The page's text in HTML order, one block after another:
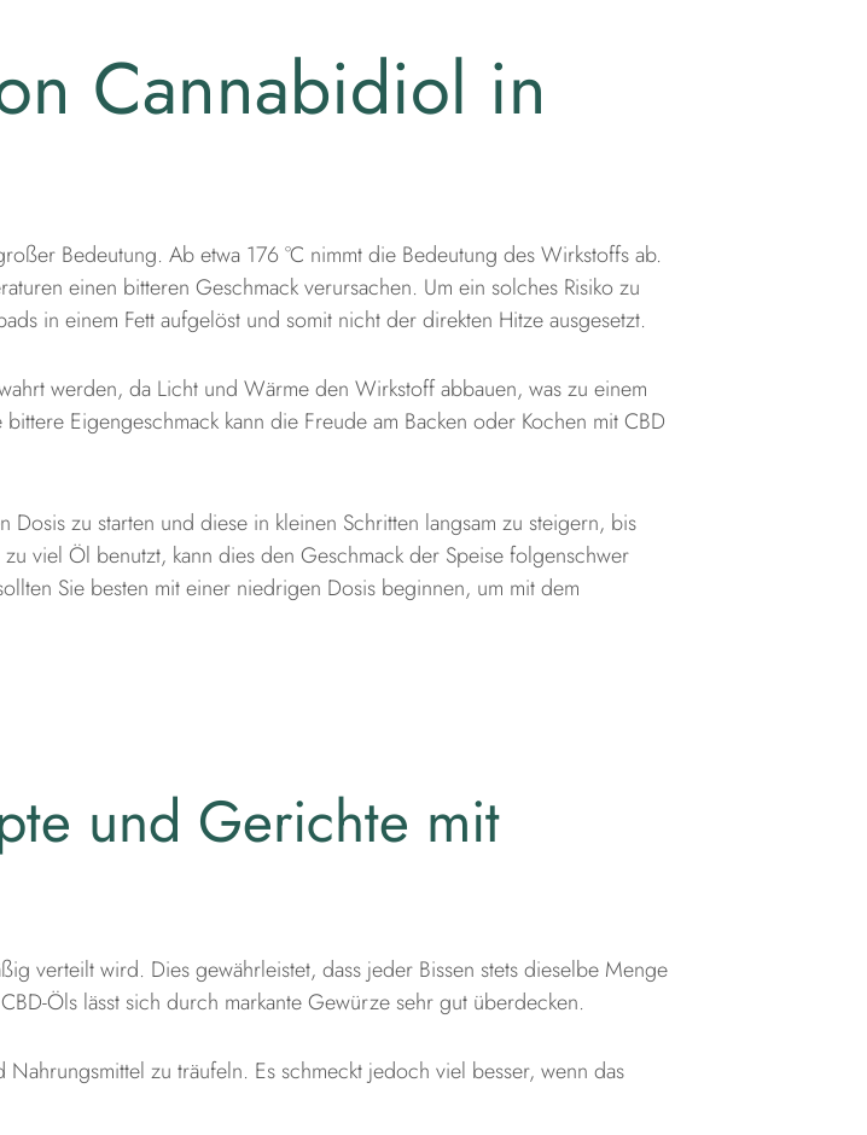
Cannabidiol in
Bedeutung. Ab etwa 176 °C nimmt die Bedeutung des Wirkstoffs ab.
einen bitteren Geschmack verursachen. Um ein solches Risiko zu
in einem Fett aufgelöst und somit nicht der direkten Hitze ausgesetzt.
werden, da Licht und Wärme den Wirkstoff abbauen, was zu einem
Eigengeschmack kann die Freude am Backen oder Kochen mit CBD
zu starten und diese in kleinen Schritten langsam zu steigern, bis
viel Öl benutzt, kann dies den Geschmack der Speise folgenschwer
Sie besten mit einer niedrigen Dosis beginnen, um mit dem
und Gerichte mit
verteilt wird. Dies gewährleistet, dass jeder Bissen stets dieselbe Menge
Öls lässt sich durch markante Gewürze sehr gut überdecken.
zu träufeln. Es schmeckt jedoch viel besser, wenn das